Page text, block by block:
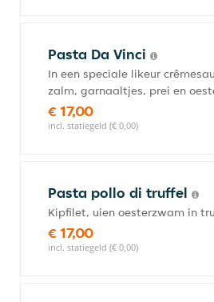
Pasta Da Vinci
In een speciale likeur
zalm, garnaaltjes, prei en
€ 17,00
incl. statiegeld (€ 0,00)
Pasta pollo di truffel
Kipfilet, uien oesterzwam in
€ 17,00
incl. statiegeld (€ 0,00)